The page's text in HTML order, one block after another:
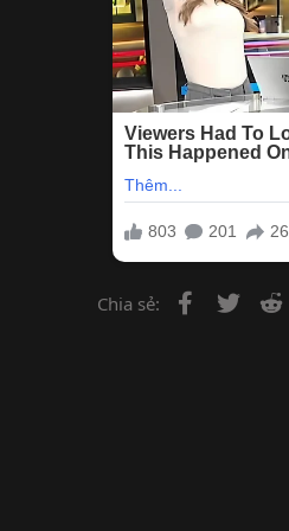
Chia sẻ: Facebook
Twitter